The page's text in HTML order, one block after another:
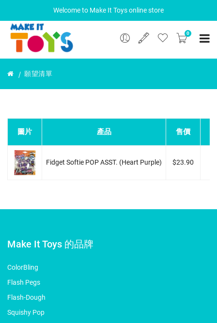
Welcome to Make It Toys online store
0
願望清單
圖片 產品 售價
Fidget Softie POP ASST. (heart Purple) $23.90
Make It Toys 的品牌
ColorBling
Flash Pegs
Flash-Dough
Squishy Pop